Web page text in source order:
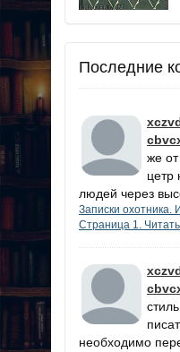
Последние
же
цетр
людей через
Записки охотника.
Страница 1. Читать
необходимо